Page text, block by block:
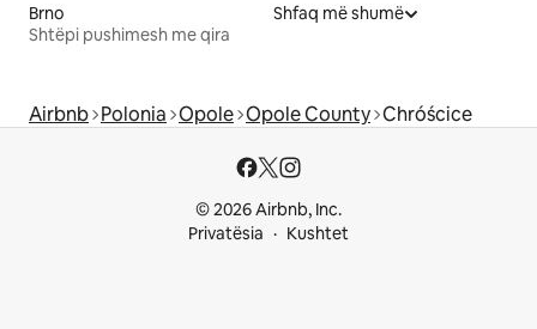
Brno
Shtëpi pushimesh me qira
Shfaq më shumë
Airbnb Polonia Opole Opole County Chróścice
© 2026 Airbnb, Inc.
Privatësia
Kushtet